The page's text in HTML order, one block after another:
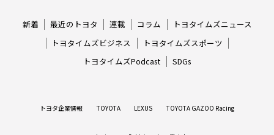
新着 最近のトヨタ 連載 コラム
トヨタイムズニュース
トヨタイムズビジネス
トヨタイムズスポーツ
トヨタイムズPodcast
SDGs
トヨタ企業情報 TOYOTA LEXUS TOYOTA GAZOO Racing